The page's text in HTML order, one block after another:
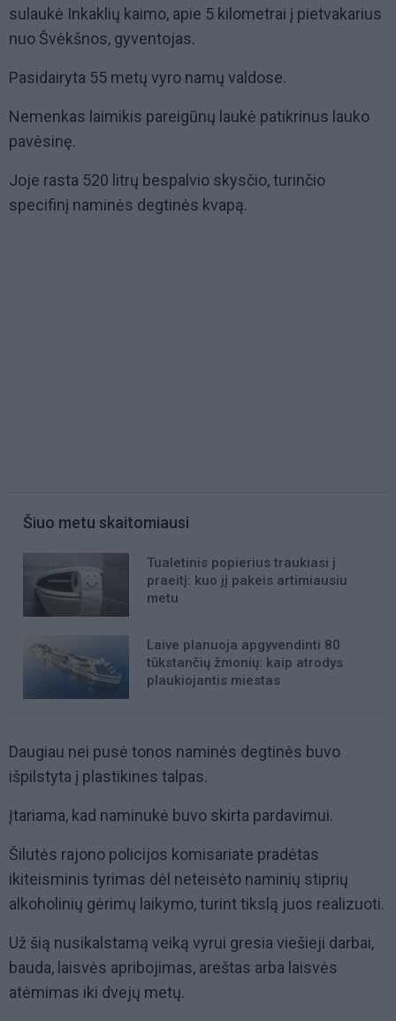
sulaukė Inkaklių kaimo, apie 5 kilometrai į pietvakarius
nuo Švėkšnos, gyventojas.
Pasidairyta 55 metų vyro namų valdose.
Nemenkas laimikis pareigūnų laukė patikrinus lauko
pavėsinę.
Joje rasta 520 litrų bespalvio skysčio, turinčio
specifinį naminės degtinės kvapą.
Šiuo metu skaitomiausi
Tualetinis popierius traukiasi į
praeitį: kuo jį pakeis artimiausiu
metu
Laive planuoja apgyvendinti 80
tūkstančių žmonių: kaip atrodys
plaukiojantis miestas
Daugiau nei pusė tonos naminės degtinės buvo
išpilstyta į plastikines talpas.
Įtariama, kad naminukė buvo skirta pardavimui.
Šilutės rajono policijos komisariate pradėtas
ikiteisminis tyrimas dėl neteisėto naminių stiprių
alkoholinių gėrimų laikymo, turint tikslą juos realizuoti.
Už šią nusikalstamą veiką vyrui gresia viešieji darbai,
bauda, laisvės apribojimas, areštas arba laisvės
atėmimas iki dvejų metų.